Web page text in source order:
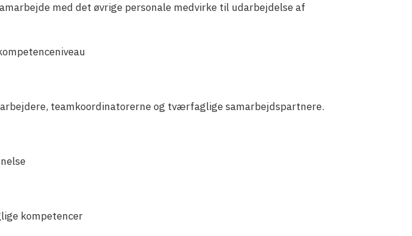
med det øvrige personale medvirke til udarbejdelse af
teamkoordinatorerne og tværfaglige samarbejdspartnere.
kompetencer